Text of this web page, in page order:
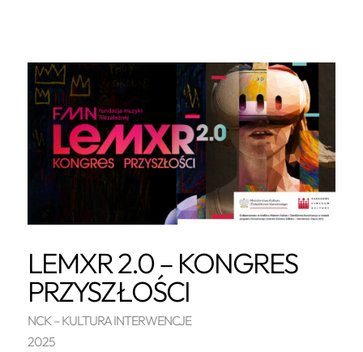
LEMXR 2.0 – KONGRES
PRZYSZŁOŚCI
NCK – KULTURA INTERWENCJE
2025